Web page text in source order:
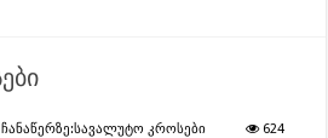
სავალუტო კროსები 624